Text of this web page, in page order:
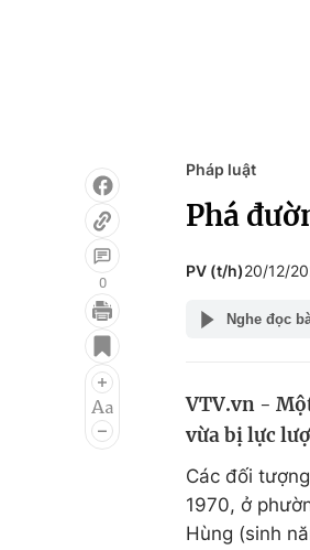
Điện ảnh
Âm nhạc
0
Pháp luật
Phá
PV (t/h)20/12/
Nghe đọc
VTV.vn -
vừa bị lực
Các đối
1970, ở
Hùng (sinh